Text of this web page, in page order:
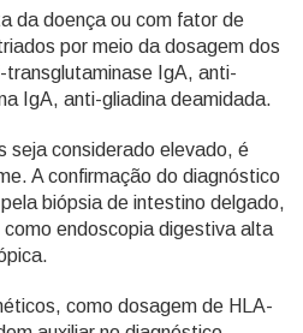
da doença ou com fator de
por meio da dosagem dos
IgA, anti-
IgA, anti-gliadina deamidada.
seja considerado elevado, é
A confirmação do diagnóstico
biópsia de intestino delgado,
endoscopia digestiva alta
como dosagem de HLA-